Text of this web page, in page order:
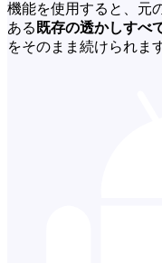
機能を使用すると、元
ある既存の透かしすべ
をそのまま続けられま